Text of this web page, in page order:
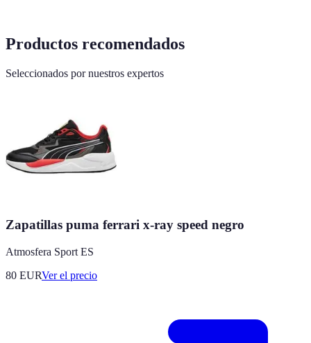
Productos recomendados
Seleccionados por nuestros expertos
Zapatillas puma ferrari x-ray speed negro
Atmosfera Sport ES
80 EURVer el precio